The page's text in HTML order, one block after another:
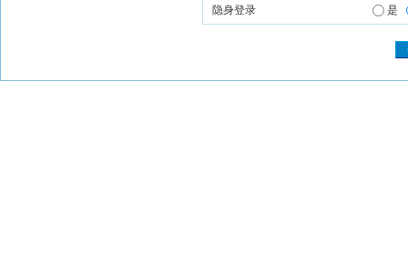
隐身登录 是